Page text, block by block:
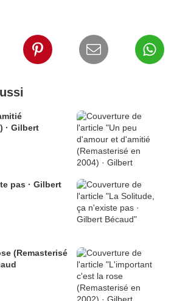
· Gilbert
pas · Gilbert
(Remasterisé